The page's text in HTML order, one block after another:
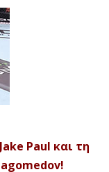
Paul και τη